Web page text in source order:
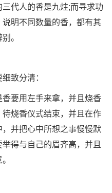
代人的香是九炷;而寻求功
明不同数量的香，都有其
。
致分清：
要用左手来拿，并且烧香
烧香仪式结束，并且在作
并把心中所想之事慢慢默
得与自己的眉齐高，并且